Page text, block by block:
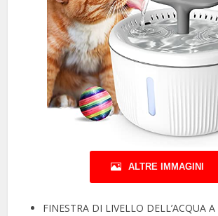
ALTRE IMMAGINI
FINESTRA DI LIVELLO DELL’ACQUA